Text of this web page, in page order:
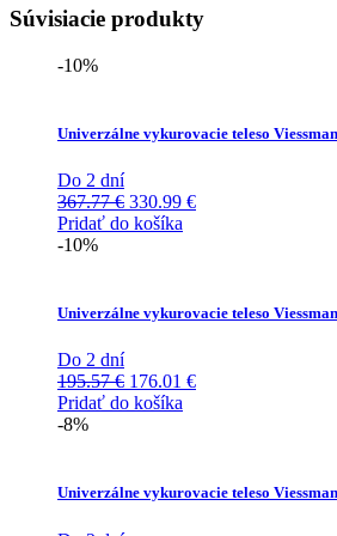
Súvisiacie produkty
-10%
Univerzálne vykurovacie teleso
Do 2 dní
367.77€ Pôvodná
cena
330.99 €Aktuálna
Pridať do košíka
-10%
Univerzálne vykurovacie teleso
Do 2 dní
195.57€ Pôvodná
cena
176.01 €Aktuálna
Pridať do košíka
-8%
Univerzálne vykurovacie teleso